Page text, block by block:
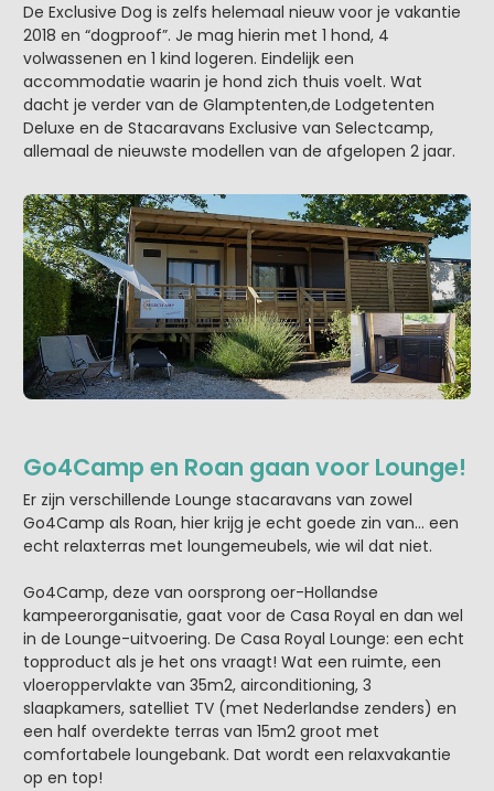
De Exclusive Dog is zelfs helemaal nieuw voor je vakantie
2018 en “dogproof”. Je mag hierin met 1 hond, 4
volwassenen en 1 kind logeren. Eindelijk een
accommodatie waarin je hond zich thuis voelt. Wat
dacht je verder van de Glamptenten,de Lodgetenten
Deluxe en de Stacaravans Exclusive van Selectcamp,
allemaal de nieuwste modellen van de afgelopen 2 jaar.
Go4Camp en Roan gaan voor Lounge!
Er zijn verschillende Lounge stacaravans van zowel
Go4Camp als Roan, hier krijg je echt goede zin van… een
echt relaxterras met loungemeubels, wie wil dat niet.
Go4Camp, deze van oorsprong oer-Hollandse
kampeerorganisatie, gaat voor de Casa Royal en dan wel
in de Lounge-uitvoering. De Casa Royal Lounge: een echt
topproduct als je het ons vraagt! Wat een ruimte, een
vloeroppervlakte van 35m2, airconditioning, 3
slaapkamers, satelliet TV (met Nederlandse zenders) en
een half overdekte terras van 15m2 groot met
comfortabele loungebank. Dat wordt een relaxvakantie
op en top!